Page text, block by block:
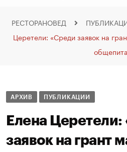
РЕСТОРАНОВЕД
Церетели: «Среди заявок на
АРХИВ ПУБЛИКАЦИИ
Елена Церетели:
заявок на грант